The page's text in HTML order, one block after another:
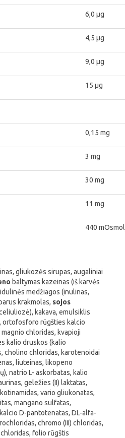
6,0 μg
4,5 μg
9,0 μg
15 μg
0,15 mg
3 mg
30 mg
11 mg
440
gliukozės sirupas, augaliniai
baltymas kazeinas (iš karvės
medžiagos (inulinas,
krakmolas, sojos
kakava, emulsiklis
ortofosforo rūgšties kalcio
chloridas, kvapioji
kalio druskos (kalio
cholino chloridas, karotenoidai
liuteinas, likopeno
natrio L- askorbatas, kalio
geležies (II) laktatas,
vario gliukonatas,
mangano sulfatas,
D-pantotenatas, DL-alfa-
chromo (III) chloridas,
folio rūgštis